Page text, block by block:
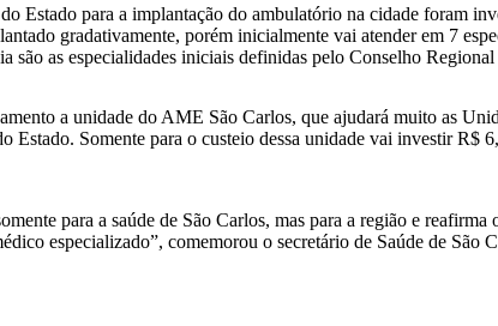
Estado para a implantação do ambulatório na cidade foram
gradativamente, porém inicialmente vai atender em 7
são as especialidades iniciais definidas pelo Conselho
a unidade do AME São Carlos, que ajudará muito as
Estado. Somente para o custeio dessa unidade vai investir
para a saúde de São Carlos, mas para a região e
especializado”, comemorou o secretário de Saúde de